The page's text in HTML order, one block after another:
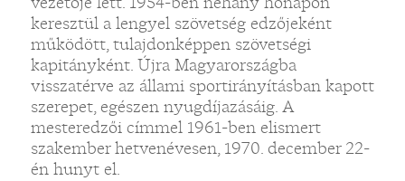
keresztül a lengyel szövetség edzőjeként
működött, tulajdonképpen szövetségi
kapitányként. Újra Magyarországba
visszatérve az állami sportirányításban kapott
szerepet, egészen nyugdíjazásáig. A
mesteredzői címmel 1961-ben elismert
szakember hetvenévesen, 1970. december 22-
én hunyt el.